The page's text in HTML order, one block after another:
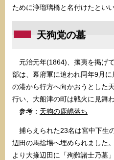
ために浄瑠璃橋と名付けたといい
天狗党の墓
元治元年(1864)、攘夷を掲げ
部は、幕府軍に追われ同年9月
の港から行方へ向かおうとした
行い、大船津の町は戦火に見舞
参考： 天狗の鹿嶋落ち
捕らえられた23名は宮中下生
辺田の馬捨場へ埋められました
より大掾辺田に「殉難諸士乃墓